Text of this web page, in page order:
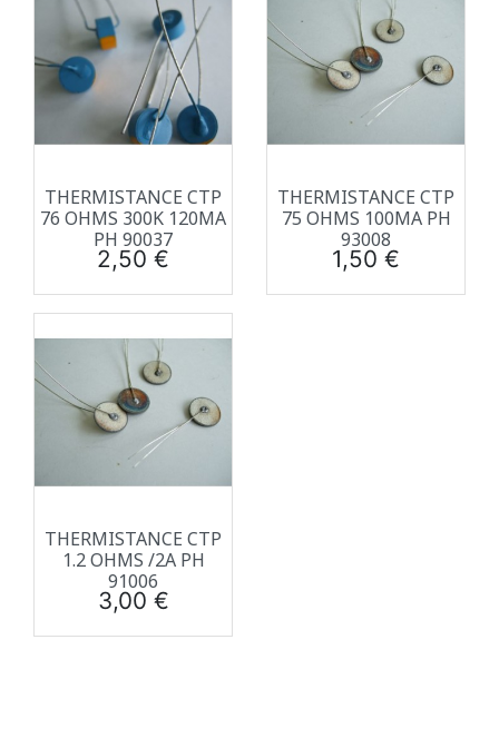
THERMISTANCE CTP
76 OHMS 300K 120MA
PH 90037
Prix
2,50 €
THERMISTANCE CTP
75 OHMS 100MA PH
93008
Prix
1,50 €
THERMISTANCE CTP
1.2 OHMS /2A PH
91006
Prix
3,00 €